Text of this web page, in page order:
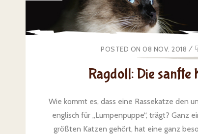
POSTED ON 08 NOV. 2018 /
Ragdoll: Die sanfte
Wie kommt es, dass eine Rassekatze den
englisch für „Lumpenpuppe“, trägt? Ganz
größten Katzen gehört, hat eine ganz